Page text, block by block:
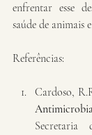
enfrentar esse
saúde de animais
Referências:
Cardoso,
Secretaria